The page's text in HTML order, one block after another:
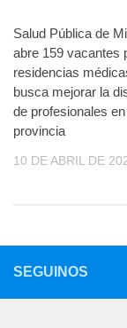
Salud Pública de
abre 159 vacantes
residencias
busca mejorar la
de profesionales
provincia
10 DE ABRIL DE
SEGUINOS